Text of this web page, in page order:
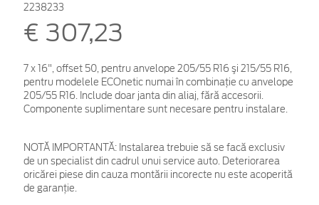
2238233
€ 307,23
7 x 16", offset 50, pentru anvelope 205/55 R16 şi 215/55 R16,
pentru modelele ECOnetic numai în combinaţie cu anvelope
205/55 R16. Include doar janta din aliaj, fără accesorii.
Componente suplimentare sunt necesare pentru instalare.
NOTĂ IMPORTANTĂ: Instalarea trebuie să se facă exclusiv
de un specialist din cadrul unui service auto. Deteriorarea
oricărei piese din cauza montării incorecte nu este acoperită
de garanţie.